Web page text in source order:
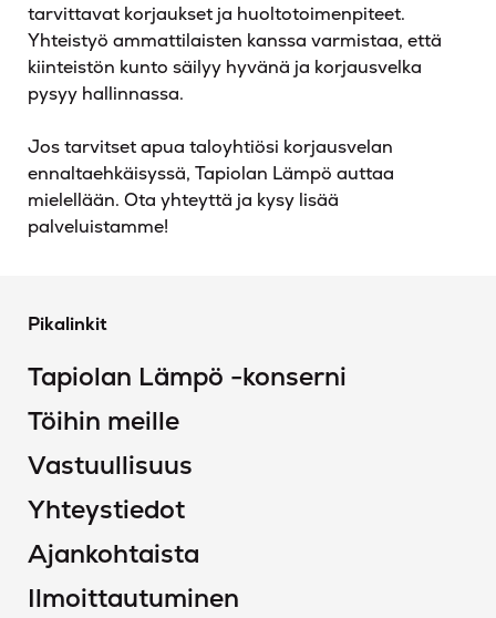
tarvittavat korjaukset ja huoltotoimenpiteet.
Yhteistyö ammattilaisten kanssa varmistaa, että
kiinteistön kunto säilyy hyvänä ja korjausvelka
pysyy hallinnassa.
Jos tarvitset apua taloyhtiösi korjausvelan
ennaltaehkäisyssä, Tapiolan Lämpö auttaa
mielellään. Ota yhteyttä ja kysy lisää
palveluistamme!
Pikalinkit
Tapiolan Lämpö -konserni
Töihin meille
Vastuullisuus
Yhteystiedot
Ajankohtaista
Ilmoittautuminen